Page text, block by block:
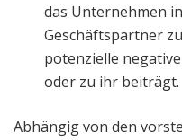
das Unternehmen
Geschäftspartner
potenzielle
oder zu ihr beiträgt.
Abhängig von den